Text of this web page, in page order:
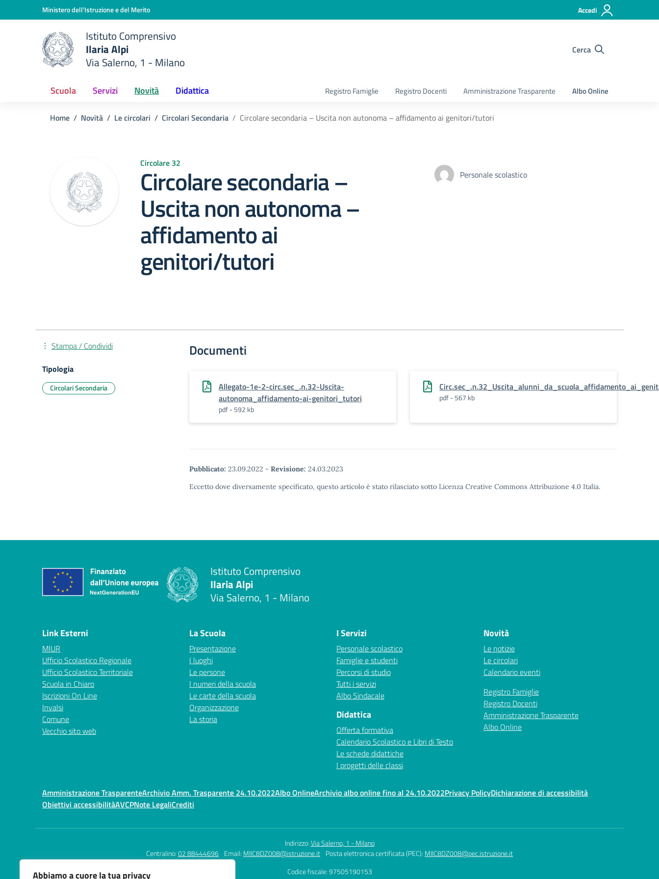
Abbiamo a cuore la tua privacy
Vai ai contenuti
Vai al menu di navigazioneMinistero dell'Istruzione e del Merito Accedi
scuola
Istituto Comprensivo
Ilaria Alpi
Via Salerno, 1 - Milano
Cerca
Scuola Servizi Novità Didattica Registro Famiglie Registro Docenti Amministrazione Trasparente Albo Online
Home Novità Le circolari Circolari Secondaria Circolare secondaria – Uscita non autonoma – affidamento ai genitori/tutori
Circolare 32
Circolare secondaria –
Uscita non autonoma –
affidamento ai
genitori/tutori
Personale scolastico
Documenti
Allegato-1e-2-circ.sec_.n.32-Uscita-
autonoma_affidamento-ai-genitori_tutori
pdf - 592 kb
pdf - 567 kb
Pubblicato: 23.09.2022 - Revisione: 24.03.2023
Eccetto dove diversamente specificato, questo articolo è stato rilasciato sotto Licenza Creative Commons Attribuzione 4.0 Italia.
Stampa / Condividi
Tipologia
Circolari Secondaria
Istituto Comprensivo
Ilaria Alpi
Via Salerno, 1 - Milano
Link Esterni
MIUR
Ufficio Scolastico Regionale
Ufficio Scolastico Territoriale
Scuola in Chiaro
Iscrizioni On Line
Invalsi
Comune
Vecchio sito web
La Scuola
Presentazione
I luoghi
Le persone
I numeri della scuola
Le carte della scuola
Organizzazione
La storia
I Servizi
Personale scolastico
Famiglie e studenti
Percorsi di studio
Tutti i servizi
Albo Sindacale
Didattica
Offerta formativa
Calendario Scolastico e Libri di Testo
Le schede didattiche
I progetti delle classi
Novità
Le notizie
Le circolari
Calendario eventi
Registro Famiglie
Registro Docenti
Amministrazione Trasparente
Albo Online
Amministrazione TrasparenteArchivio Amm. Trasparente 24.10.2022Albo OnlineArchivio albo online fino al 24.10.2022Privacy PolicyDichiarazione di accessibilità
Obiettivi accessibilitàAVCPNote LegaliCrediti
Indirizzo:Via Salerno, 1 - Milano
Centralino:02 88444696 Email: MIIC8DZ008@istruzione.it Posta elettronica certificata (PEC): MIIC8DZ008@pec.istruzione.it
Codice fiscale: 97505190153